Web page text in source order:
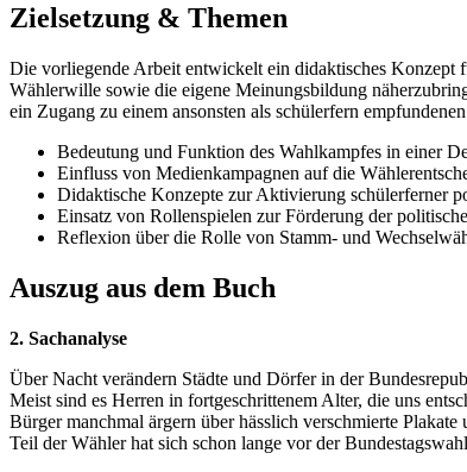
Zielsetzung & Themen
Die vorliegende Arbeit entwickelt ein didaktisches Konzept
Wählerwille sowie die eigene Meinungsbildung
ein Zugang zu einem ansonsten als schülerfern
Bedeutung und Funktion des Wahlkampfes in einer
Einfluss von Medienkampagnen auf die
Didaktische Konzepte zur Aktivierung schülerferner
Einsatz von Rollenspielen zur Förderung der
Reflexion über die Rolle von Stamm- und
Auszug aus dem Buch
2. Sachanalyse
Über Nacht verändern Städte und Dörfer in der
Meist sind es Herren in fortgeschrittenem Alter, die uns
Bürger manchmal ärgern über hässlich verschmierte
Teil der Wähler hat sich schon lange vor der